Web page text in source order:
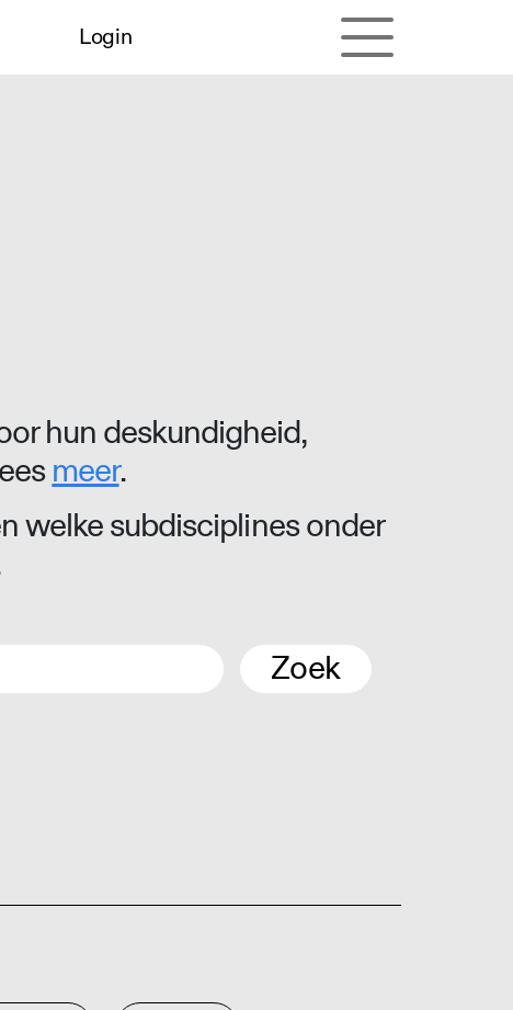
Login
hun deskundigheid,
meer.
welke subdisciplines onder
Zoek